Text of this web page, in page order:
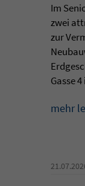
Im
zwei
zur
Gasse
mehr